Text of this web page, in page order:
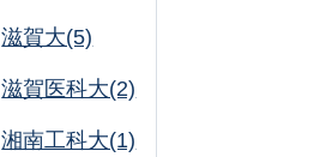
滋賀大(5)
滋賀医科大(2)
湘南工科大(1)